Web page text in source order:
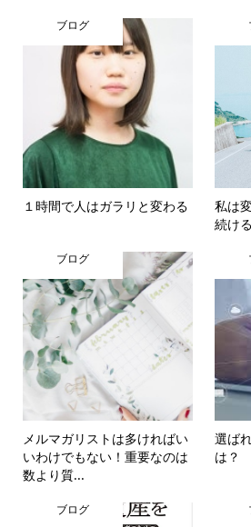
ブログ
１時間で人はガラリと変わる
私は
続ける
ブログ
メルマガリストは多ければい
いわけでもない！重要なのは
数より質...
選ば
は？
ブログ